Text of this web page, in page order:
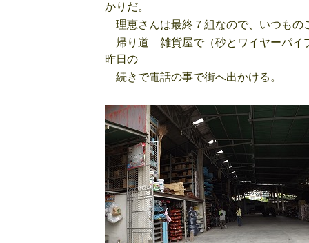
かりだ。
理恵さんは最終７組なので、いつもの
帰り道 雑貨屋で（砂とワイヤーパイ
昨日の
続きで電話の事で街へ出かける。